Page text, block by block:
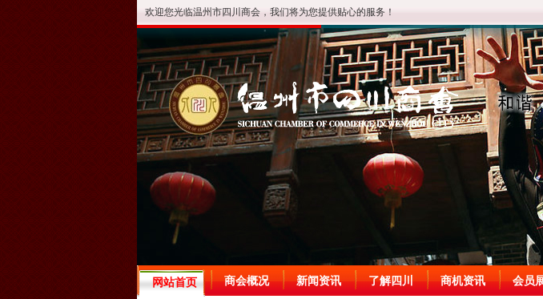
欢迎您光临温州市四川商会，我们将为您提供贴心的服务！
网站首页 商会概况 新闻资讯 了解四川 商机资讯 会员